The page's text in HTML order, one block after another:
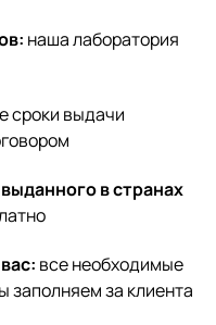
наша лаборатория
сроки выдачи
в странах
все необходимые
заполняем за клиента